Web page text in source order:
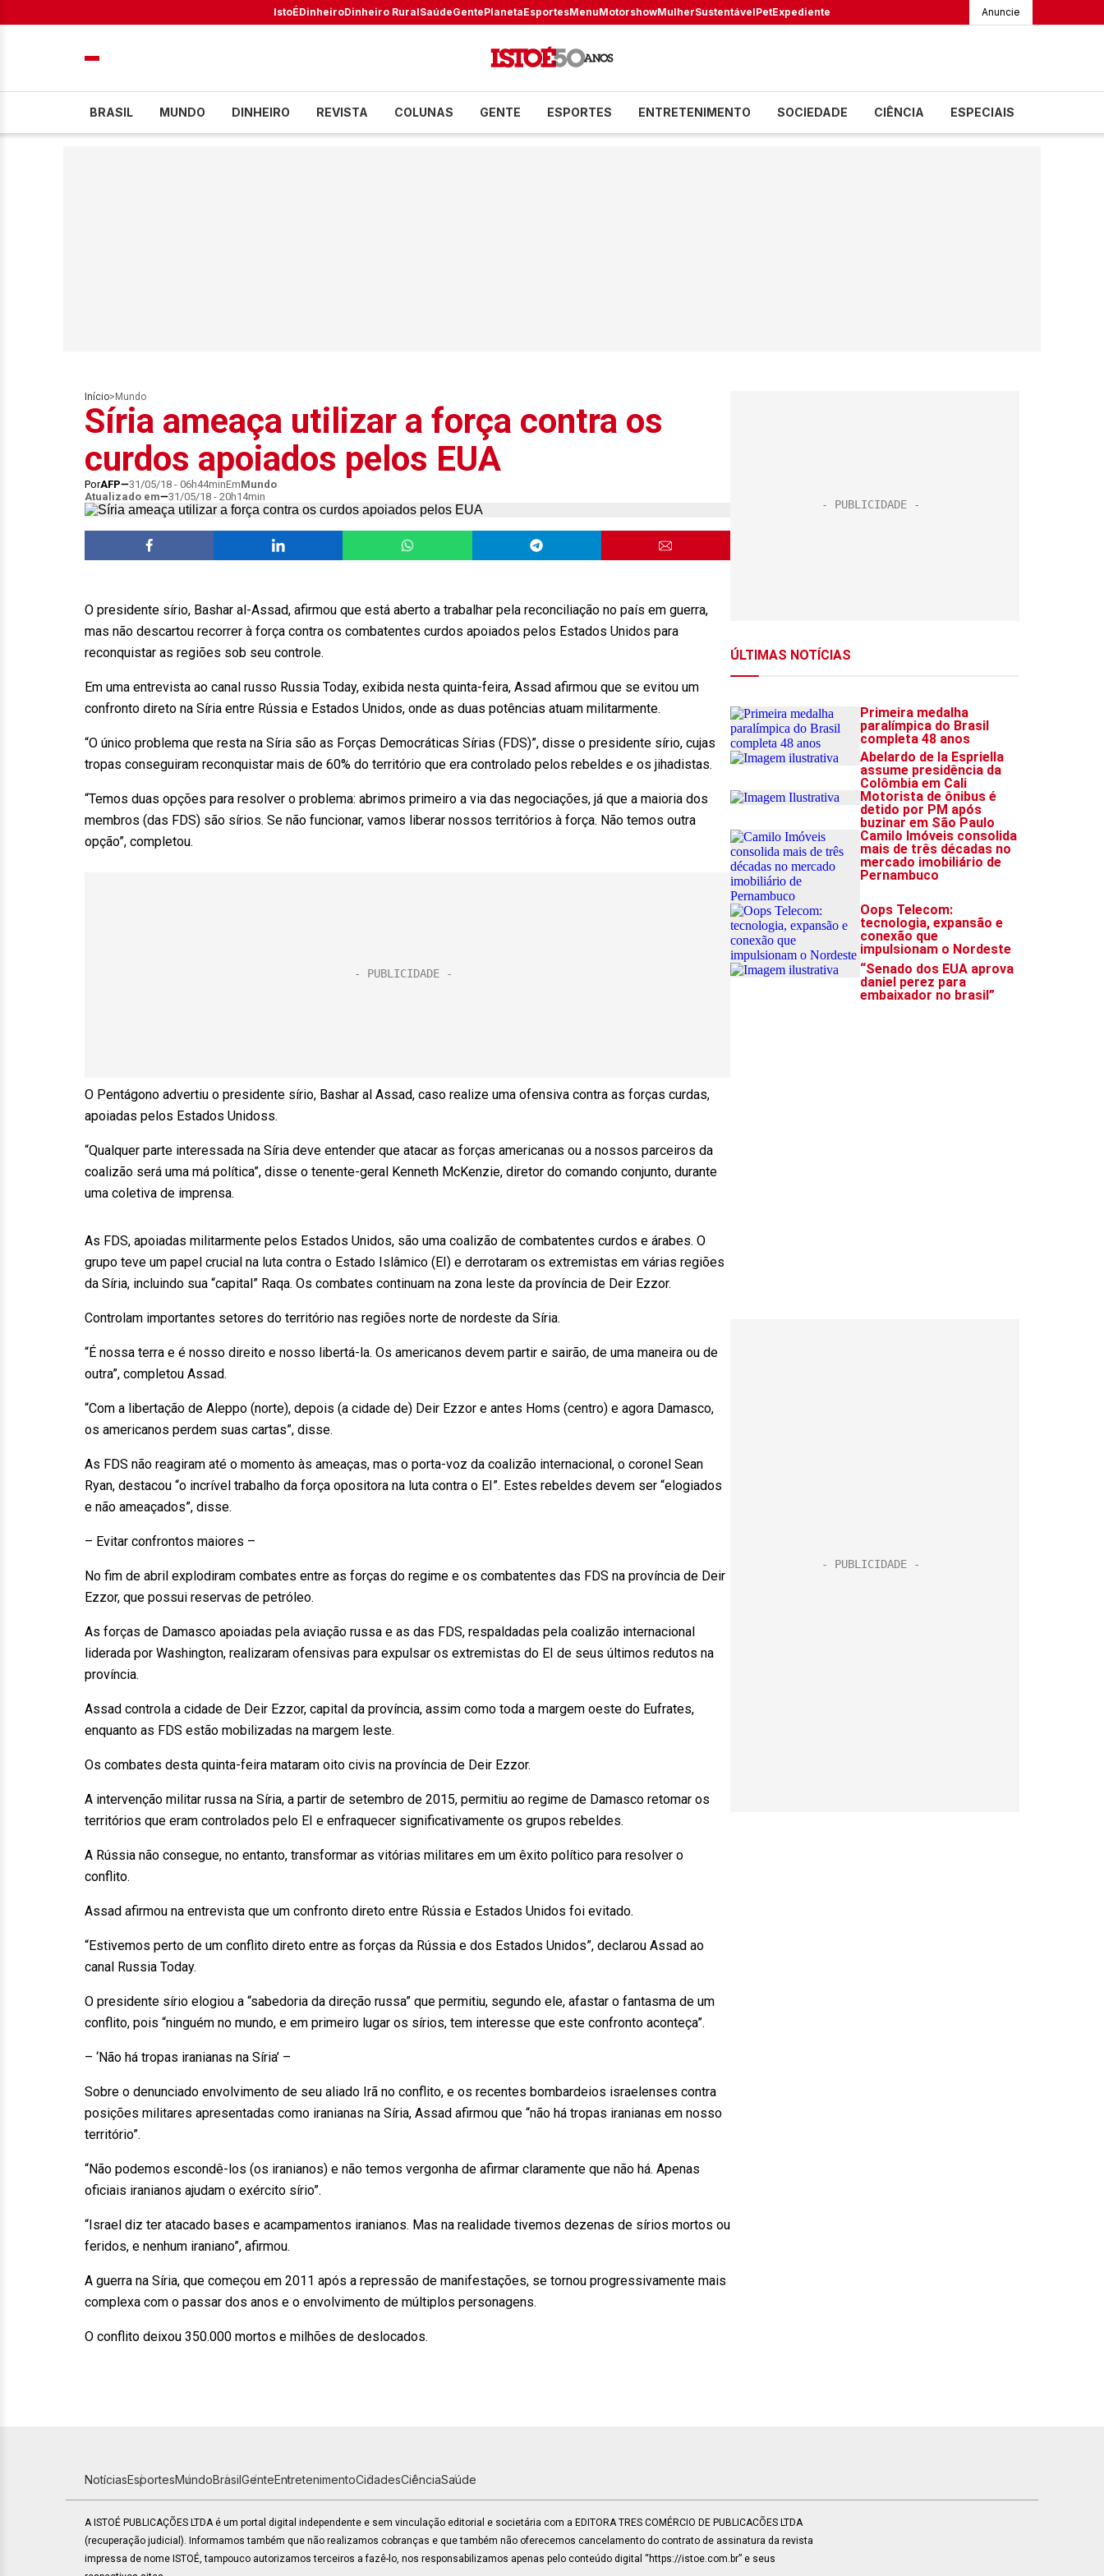
IstoÉDinheiroDinheiro RuralSaúdeGentePlanetaEsportesMenuMotorshowMulherSustentávelPetExpediente Anuncie
BRASIL MUNDO DINHEIRO REVISTA COLUNAS GENTE ESPORTES ENTRETENIMENTO SOCIEDADE CIÊNCIA ESPECIAIS
Início> Mundo
Síria ameaça utilizar a força contra os
curdos apoiados pelos EUA
PorAFP 31/05/18 - 06h44minEmMundo
Atualizado em
31/05/18 - 20h14min
O presidente sírio, Bashar al-Assad, afirmou que está aberto a trabalhar pela reconciliação no país em guerra,
mas não descartou recorrer à força contra os combatentes curdos apoiados pelos Estados Unidos para
reconquistar as regiões sob seu controle.
Em uma entrevista ao canal russo Russia Today, exibida nesta quinta-feira, Assad afirmou que se evitou um
confronto direto na Síria entre Rússia e Estados Unidos, onde as duas potências atuam militarmente.
“O único problema que resta na Síria são as Forças Democráticas Sírias (FDS)”, disse o presidente sírio, cujas
tropas conseguiram reconquistar mais de 60% do território que era controlado pelos rebeldes e os jihadistas.
“Temos duas opções para resolver o problema: abrimos primeiro a via das negociações, já que a maioria dos
membros (das FDS) são sírios. Se não funcionar, vamos liberar nossos territórios à força. Não temos outra
opção”, completou.
O Pentágono advertiu o presidente sírio, Bashar al Assad, caso realize uma ofensiva contra as forças curdas,
apoiadas pelos Estados Unidoss.
“Qualquer parte interessada na Síria deve entender que atacar as forças americanas ou a nossos parceiros da
coalizão será uma má política”, disse o tenente-geral Kenneth McKenzie, diretor do comando conjunto, durante
uma coletiva de imprensa.
As FDS, apoiadas militarmente pelos Estados Unidos, são uma coalizão de combatentes curdos e árabes. O
grupo teve um papel crucial na luta contra o Estado Islâmico (EI) e derrotaram os extremistas em várias regiões
da Síria, incluindo sua “capital” Raqa. Os combates continuam na zona leste da província de Deir Ezzor.
Controlam importantes setores do território nas regiões norte de nordeste da Síria.
“É nossa terra e é nosso direito e nosso libertá-la. Os americanos devem partir e sairão, de uma maneira ou de
outra”, completou Assad.
“Com a libertação de Aleppo (norte), depois (a cidade de) Deir Ezzor e antes Homs (centro) e agora Damasco,
os americanos perdem suas cartas”, disse.
As FDS não reagiram até o momento às ameaças, mas o porta-voz da coalizão internacional, o coronel Sean
Ryan, destacou “o incrível trabalho da força opositora na luta contra o EI”. Estes rebeldes devem ser “elogiados
e não ameaçados”, disse.
– Evitar confrontos maiores –
No fim de abril explodiram combates entre as forças do regime e os combatentes das FDS na província de Deir
Ezzor, que possui reservas de petróleo.
As forças de Damasco apoiadas pela aviação russa e as das FDS, respaldadas pela coalizão internacional
liderada por Washington, realizaram ofensivas para expulsar os extremistas do EI de seus últimos redutos na
província.
Assad controla a cidade de Deir Ezzor, capital da província, assim como toda a margem oeste do Eufrates,
enquanto as FDS estão mobilizadas na margem leste.
Os combates desta quinta-feira mataram oito civis na província de Deir Ezzor.
A intervenção militar russa na Síria, a partir de setembro de 2015, permitiu ao regime de Damasco retomar os
territórios que eram controlados pelo EI e enfraquecer significativamente os grupos rebeldes.
A Rússia não consegue, no entanto, transformar as vitórias militares em um êxito político para resolver o
conflito.
Assad afirmou na entrevista que um confronto direto entre Rússia e Estados Unidos foi evitado.
“Estivemos perto de um conflito direto entre as forças da Rússia e dos Estados Unidos”, declarou Assad ao
canal Russia Today.
O presidente sírio elogiou a “sabedoria da direção russa” que permitiu, segundo ele, afastar o fantasma de um
conflito, pois “ninguém no mundo, e em primeiro lugar os sírios, tem interesse que este confronto aconteça”.
– ‘Não há tropas iranianas na Síria’ –
Sobre o denunciado envolvimento de seu aliado Irã no conflito, e os recentes bombardeios israelenses contra
posições militares apresentadas como iranianas na Síria, Assad afirmou que “não há tropas iranianas em nosso
território”.
“Não podemos escondê-los (os iranianos) e não temos vergonha de afirmar claramente que não há. Apenas
oficiais iranianos ajudam o exército sírio”.
“Israel diz ter atacado bases e acampamentos iranianos. Mas na realidade tivemos dezenas de sírios mortos ou
feridos, e nenhum iraniano”, afirmou.
A guerra na Síria, que começou em 2011 após a repressão de manifestações, se tornou progressivamente mais
complexa com o passar dos anos e o envolvimento de múltiplos personagens.
O conflito deixou 350.000 mortos e milhões de deslocados.
NotíciasEsportesMundoBrasilGenteEntretenimentoCidadesCiênciaSaúde
A ISTOÉ PUBLICAÇÕES LTDA é um portal digital independente e sem vinculação editorial e societária com a EDITORA TRES COMÉRCIO DE PUBLICACÕES LTDA
(recuperação judicial). Informamos também que não realizamos cobranças e que também não oferecemos cancelamento do contrato de assinatura da revista
impressa de nome ISTOÉ, tampouco autorizamos terceiros a fazê-lo, nos responsabilizamos apenas pelo conteúdo digital “https://istoe.com.br” e seus